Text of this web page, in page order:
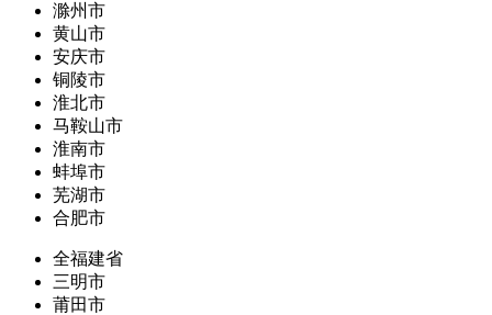
滁州市
黄山市
安庆市
铜陵市
淮北市
马鞍山市
淮南市
蚌埠市
芜湖市
合肥市
全福建省
三明市
莆田市